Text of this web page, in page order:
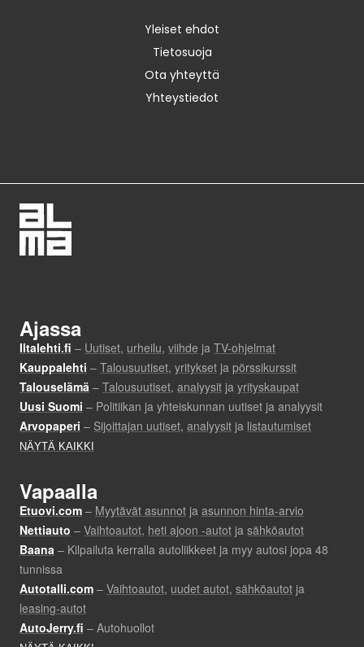
Yleiset ehdot
Tietosuoja
Ota yhteyttä
Yhteystiedot